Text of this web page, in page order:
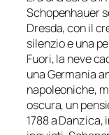
Schopenhauer
Dresda, con il
silenzio e una
Fuori, la neve
una Germania
napoleoniche,
oscura, un
1788 a